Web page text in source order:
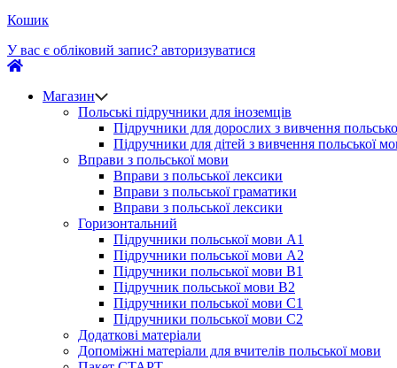
Кошик
У вас є обліковий запис? авторизуватися
Магазин
Польські підручники для іноземців
Підручники для дорослих з вивчення
Підручники для дітей з вивчення польської
Вправи з польської мови
Вправи з польської лексики
Вправи з польської граматики
Вправи з польської лексики
Горизонтальний
Підручники польської мови А1
Підручники польської мови А2
Підручники польської мови B1
Підручник польської мови B2
Підручники польської мови C1
Підручники польської мови C2
Додаткові матеріали
Допоміжні матеріали для вчителів польської мови